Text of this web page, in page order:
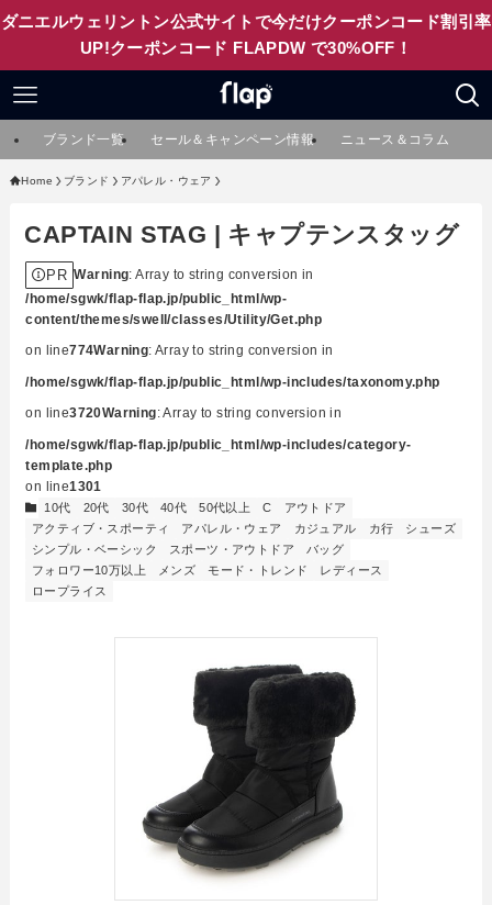
ダニエルウェリントン公式サイトで今だけクーポンコード割引率
UP!クーポンコード FLAPDW で30%OFF！
ブランド一覧 セール＆キャンペーン情報 ニュース＆コラム
Home ブランド アパレル・ウェア
CAPTAIN STAG | キャプテンスタッグ
PR Warning: Array to string conversion in
/home/sgwk/flap-flap.jp/public_html/wp-
content/themes/swell/classes/Utility/Get.php
on line774Warning: Array to string conversion in
/home/sgwk/flap-flap.jp/public_html/wp-includes/taxonomy.php
on line3720Warning: Array to string conversion in
/home/sgwk/flap-flap.jp/public_html/wp-includes/category-
template.php
on line1301
10代 20代 30代 40代 50代以上 C
アウトドア
アクティブ・スポーティ
アパレル・ウェア カジュアル カ行
シューズ
シンプル・ベーシック
スポーツ・アウトドア
バッグ
フォロワー10万以上
メンズ モード・トレンド
レディース
ロープライス